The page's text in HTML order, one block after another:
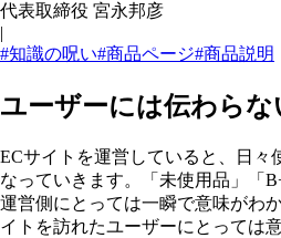
代表取締役 宮永邦彦
|
#知識の呪い#商品ページ#商品説明
ユーザーには伝わらな
ECサイトを運営していると、日々
なっていきます。「未使用品」
運営側にとっては一瞬で意味がわ
イトを訪れたユーザーにとっては